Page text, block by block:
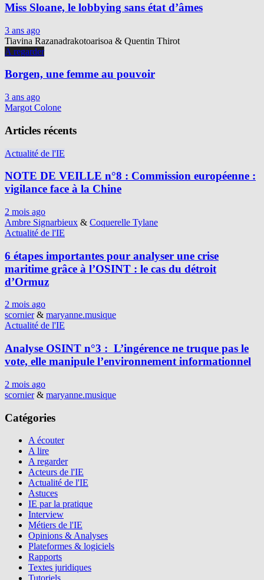
Miss Sloane, le lobbying sans état d’âmes
3 ans ago
Tiavina Razanadrakotoarisoa & Quentin Thirot
A regarder
Borgen, une femme au pouvoir
3 ans ago
Margot Colone
Articles récents
Actualité de l'IE
NOTE DE VEILLE n°8 : Commission européenne :
vigilance face à la Chine
2 mois ago
Ambre Signarbieux & Coquerelle Tylane
Actualité de l'IE
6 étapes importantes pour analyser une crise
maritime grâce à l’OSINT : le cas du détroit
d’Ormuz
2 mois ago
scornier& maryanne.musique
Actualité de l'IE
Analyse OSINT n°3 : L’ingérence ne truque pas le
vote, elle manipule l’environnement informationnel
2 mois ago
scornier& maryanne.musique
Catégories
A écouter
A lire
A regarder
Acteurs de l'IE
Actualité de l'IE
Astuces
IE par la pratique
Interview
Métiers de l'IE
Opinions & Analyses
Plateformes & logiciels
Rapports
Textes juridiques